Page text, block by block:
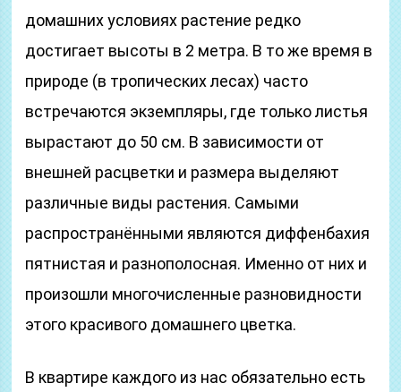
домашних условиях растение редко
достигает высоты в 2 метра. В то же время в
природе (в тропических лесах) часто
встречаются экземпляры, где только листья
вырастают до 50 см. В зависимости от
внешней расцветки и размера выделяют
различные виды растения. Самыми
распространёнными являются диффенбахия
пятнистая и разнополосная. Именно от них и
произошли многочисленные разновидности
этого красивого домашнего цветка.
В квартире каждого из нас обязательно есть